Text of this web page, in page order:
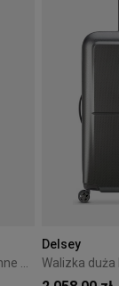
Walizka duża Delsey Turenne 73 cm Srebrna
Delsey